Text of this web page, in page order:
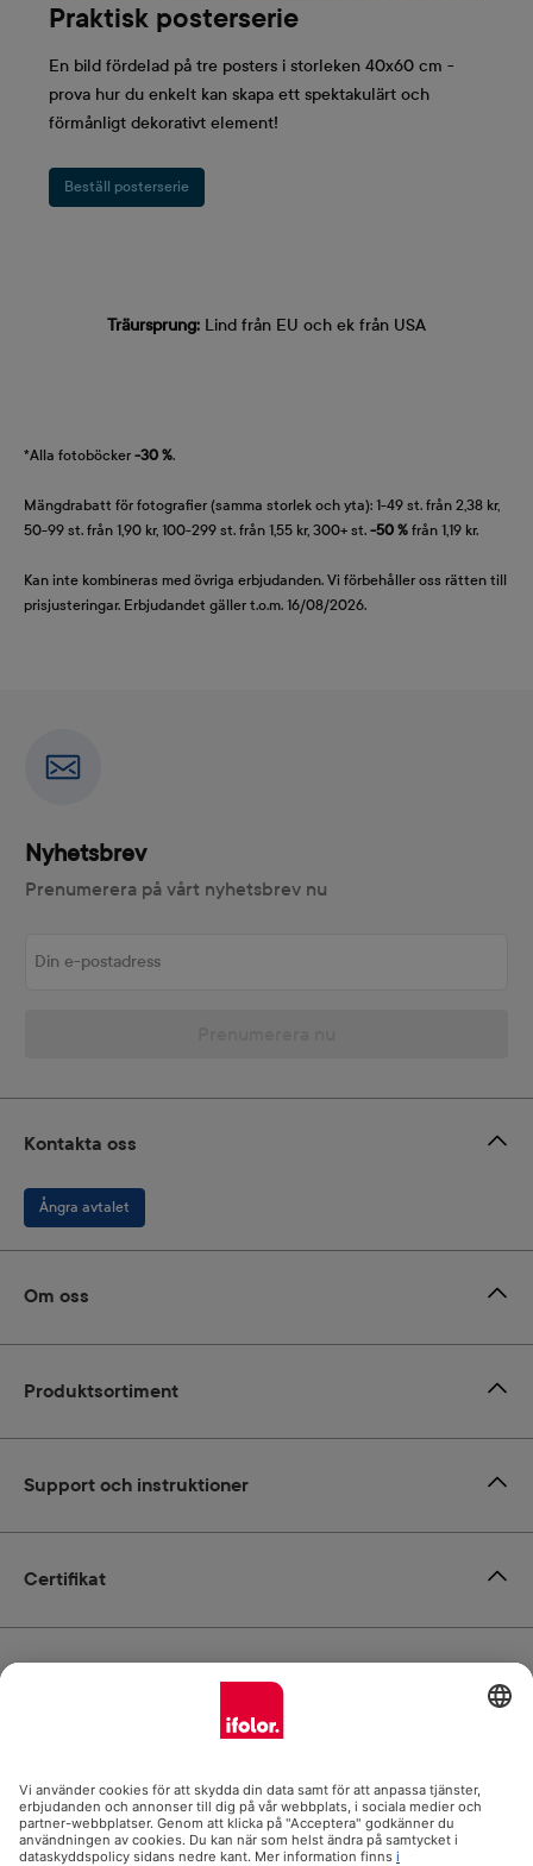
Praktisk posterserie
En bild fördelad på tre posters i storleken 40x60 cm -
prova hur du enkelt kan skapa ett spektakulärt och
förmånligt dekorativt element!
Beställ posterserie
Träursprung: Lind från EU och ek från USA
*Alla fotoböcker -30 %.
Mängdrabatt för fotografier (samma storlek och yta): 1-49 st. från 2,38 kr,
50-99 st. från 1,90 kr, 100-299 st. från 1,55 kr, 300+ st. -50 % från 1,19 kr.
Kan inte kombineras med övriga erbjudanden. Vi förbehåller oss rätten till
prisjusteringar. Erbjudandet gäller t.o.m. 16/08/2026.
Nyhetsbrev
Prenumerera på vårt nyhetsbrev nu
Certifikat
Kontakta oss
Ångra avtalet
Om oss
Produktsortiment
Support och instruktioner